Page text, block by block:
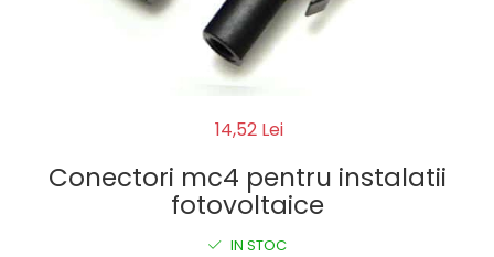
14,52 Lei
Conectori mc4 pentru instalatii
fotovoltaice
IN STOC